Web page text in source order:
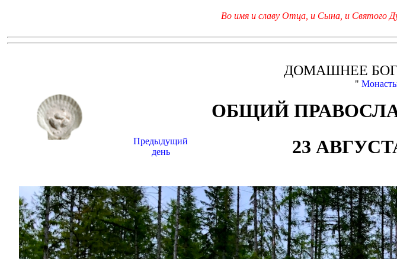
Во имя и славу Отца, и Сына, и Святого
ДОМАШНЕЕ
"
ОБЩИЙ
Предыдущий
день
23